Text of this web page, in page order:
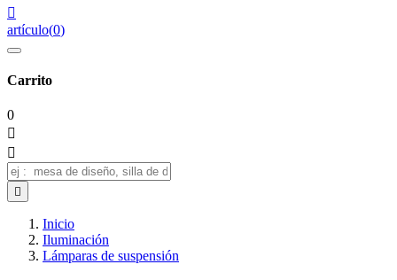

artículo(0)
Carrito
0



Inicio
Iluminación
Lámparas de suspensión